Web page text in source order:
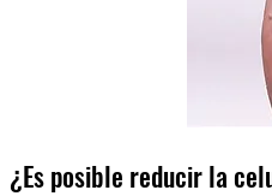
¿Es posible reducir la